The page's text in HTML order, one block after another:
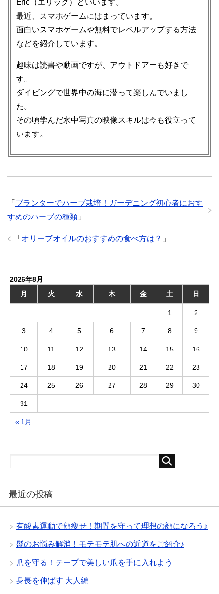
Eric（エリック）といいます。
最近、スマホゲームにはまっています。
面白いスマホゲームや無料でレベルアップする方法
などを紹介しています。
趣味は読書や動画ですが、アウトドアーも好きで
す。
ダイビングで世界中の海に潜って楽しんでいまし
た。
その頃学んだ水中写真の映像スキルは今も役立って
います。
「 プランターでハーブ栽培！ガーデニング初心者におす
すめのハーブの種類 」
「 オリーブオイルのおすすめの食べ方は？ 」
2026年8月
月
火 水 木 金 土 日
« 1月
1 2
3 4 5 6 7 8 9
10 11 12 13 14 15 16
17 18 19 20 21 22 23
24 25 26 27 28 29 30
31
最近の投稿
有酸素運動で顔痩せ！期間を守って理想の顔になろう♪
髭のお悩み解消！モテモテ肌への近道をご紹介♪
爪を守る！テープで美しい爪を手に入れよう
身長を伸ばす 大人編